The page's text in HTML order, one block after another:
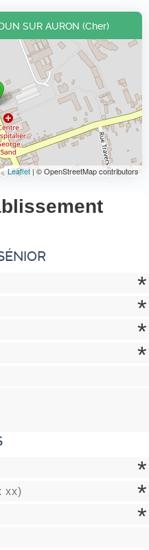
SUR AURON (Cher)
Leaflet| © OpenStreetMap contributors